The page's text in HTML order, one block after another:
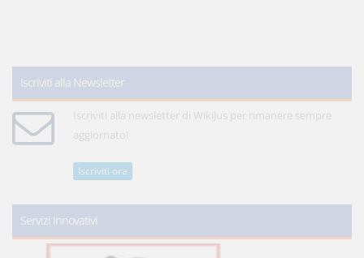
Iscriviti alla Newsletter
Iscriviti alla newsletter di WikiJus per rimanere sempre
aggiornato!
Iscriviti ora
Servizi innovativi